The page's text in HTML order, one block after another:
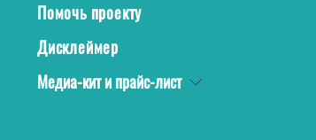
Помочь проекту
Дисклеймер
Медиа-кит и прайс-лист